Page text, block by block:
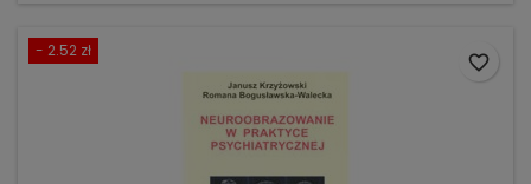
- 2.52 zł
favorite_border